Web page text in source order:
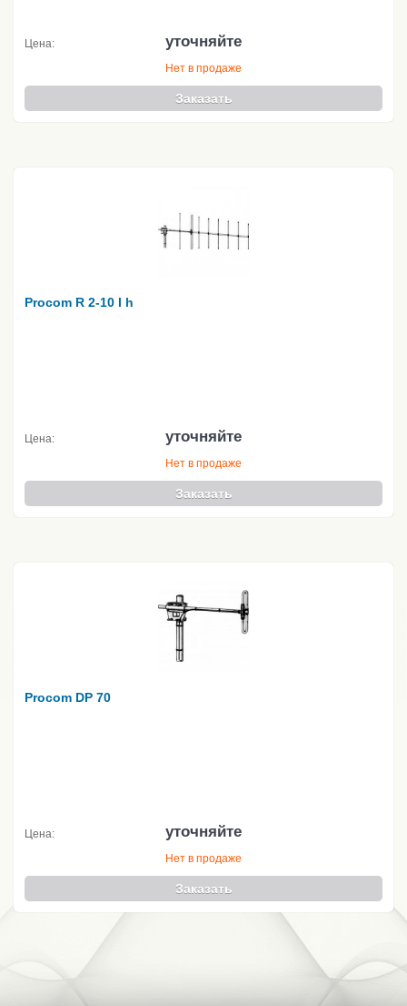
Цена: уточняйте
Нет в продаже
Заказать
Procom R 2-10 l h
Цена: уточняйте
Нет в продаже
Заказать
Procom DP 70
Цена: уточняйте
Нет в продаже
Заказать